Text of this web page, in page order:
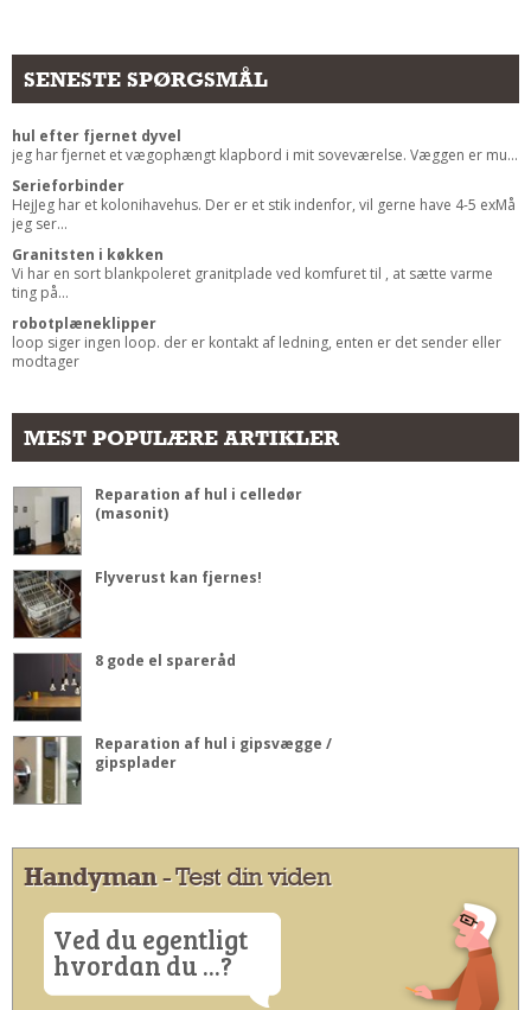
SENESTE SPØRGSMÅL
hul efter fjernet dyvel
jeg har fjernet et vægophængt klapbord i mit soveværelse. Væggen er mu...
Serieforbinder
HejJeg har et kolonihavehus. Der er et stik indenfor, vil gerne have 4-5 exMå
jeg ser...
Granitsten i køkken
Vi har en sort blankpoleret granitplade ved komfuret til , at sætte varme
ting på...
robotplæneklipper
loop siger ingen loop. der er kontakt af ledning, enten er det sender eller
modtager
MEST POPULÆRE ARTIKLER
Reparation af hul i celledør
(masonit)
Flyverust kan fjernes!
8 gode el spareråd
Reparation af hul i gipsvægge /
gipsplader
Handyman- Test din viden
Ved du egentligt
hvordan du ...?